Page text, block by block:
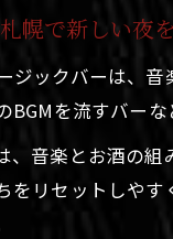
幌で新しい夜
ジックバーは、
BGMを流すバー
、音楽とお酒の
をリセットしや